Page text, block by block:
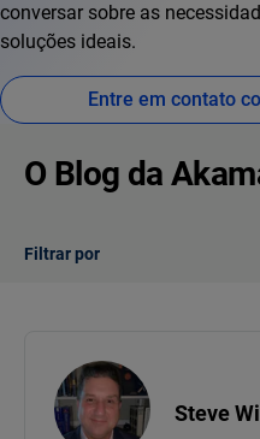
conversar sobre as
soluções ideais.
Entre em contato
O Blog da
Filtrar por
Steve